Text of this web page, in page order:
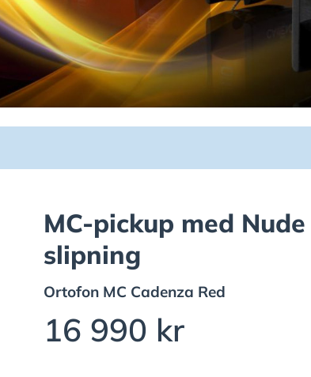
MC-pickup med
slipning
Ortofon MC Cadenza Red
16 990 kr